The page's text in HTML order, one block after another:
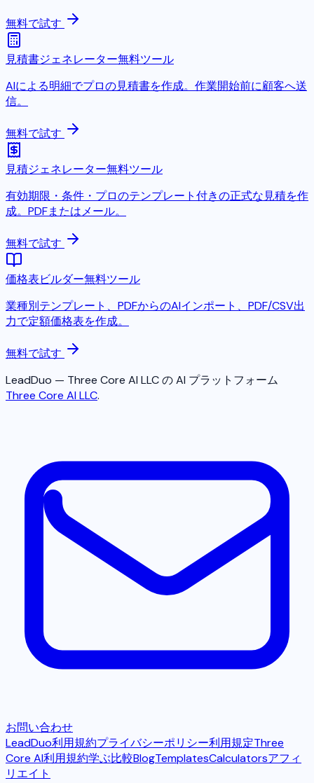
無料で試す
見積書ジェネレーター無料ツール
AIによる明細でプロの見積書を作成。作業開始前に顧客へ送
信。
無料で試す
見積ジェネレーター無料ツール
有効期限・条件・プロのテンプレート付きの正式な見積を作
成。PDFまたはメール。
無料で試す
価格表ビルダー無料ツール
業種別テンプレート、PDFからのAIインポート、PDF/CSV出
力で定額価格表を作成。
無料で試す
LeadDuo — Three Core AI LLC の AI プラットフォーム
Three Core AI LLC.
お問い合わせ
LeadDuo利用規約プライバシーポリシー利用規定Three
Core AI利用規約学ぶ比較BlogTemplatesCalculatorsアフィ
リエイト